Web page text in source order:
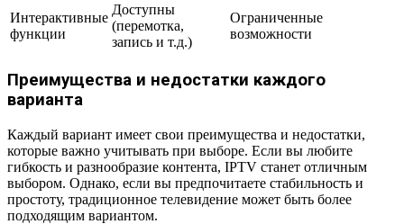
Интерактивные
функции
Доступны
(перемотка,
запись и т.д.)
Ограниченные
возможности
Преимущества и недостатки каждого
варианта
Каждый вариант имеет свои преимущества и недостатки,
которые важно учитывать при выборе. Если вы любите
гибкость и разнообразие контента, IPTV станет отличным
выбором. Однако, если вы предпочитаете стабильность и
простоту, традиционное телевидение может быть более
подходящим вариантом.